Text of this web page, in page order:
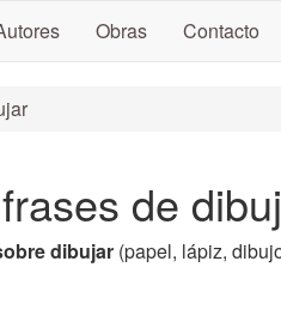
Obras Contacto
de
dibujar (papel, lápiz,